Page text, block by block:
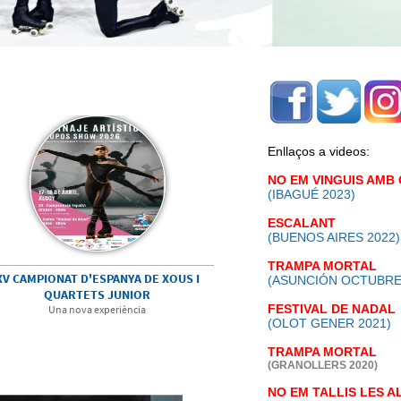
Enllaços a videos:
NO EM VINGUIS AMB
(IBAGUÉ 2023)
ESCALANT
(BUENOS AIRES 2022)
TRAMPA MORTAL
(ASUNCIÓN
FESTIVAL DE NADAL
(OLOT GENER 2021)
TRAMPA MORTAL
(GRANOLLERS 2020)
NO EM TALLIS LES
CAMPIONAT D'ESPANYA DE XOUS I
QUARTETS JUNIOR
Una nova experiència